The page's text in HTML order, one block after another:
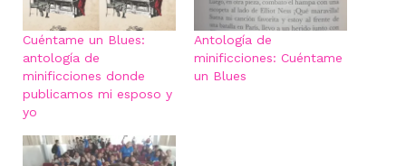
Cuéntame un Blues:
antología de
minificciones donde
publicamos mi esposo y
yo
Antología de
minificciones: Cuéntame
un Blues